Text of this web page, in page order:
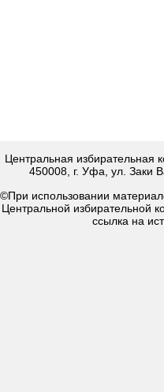
Центральная избирательная
450008, г. Уфа, ул. Заки
©При использовании
Центральной избирательной
ссылка на